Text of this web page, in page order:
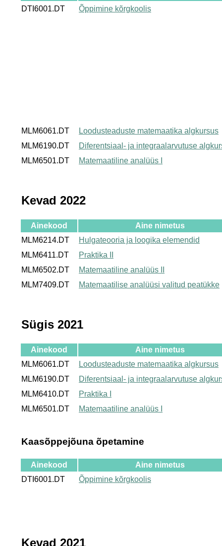
DTI6001.DT
Õppimine kõrgkoolis
MLM6061.DT
Loodusteaduste matemaatika algkursus
MLM6190.DT
Diferentsiaal- ja integraalarvutuse
MLM6501.DT
Matemaatiline analüüs I
Kevad 2022
Ainekood
Aine nimetus
MLM6214.DT
Hulgateooria ja loogika elemendid
MLM6411.DT
Praktika II
MLM6502.DT
Matemaatiline analüüs II
MLM7409.DT
Matemaatilise analüüsi valitud peatükke
Sügis 2021
Ainekood
Aine nimetus
MLM6061.DT
Loodusteaduste matemaatika algkursus
MLM6190.DT
Diferentsiaal- ja integraalarvutuse
MLM6410.DT
Praktika I
MLM6501.DT
Matemaatiline analüüs I
Kaasõppejõuna õpetamine
Ainekood
Aine nimetus
DTI6001.DT
Õppimine kõrgkoolis
Kevad 2021